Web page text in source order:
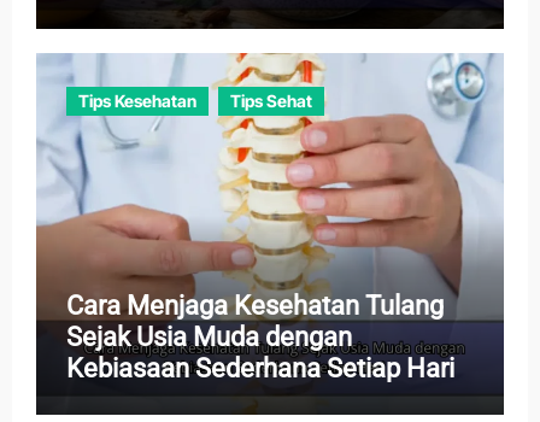
Tips Kesehatan Tips Sehat
Cara Menjaga Kesehatan Tulang
Sejak Usia Muda dengan
Kebiasaan Sederhana Setiap Hari